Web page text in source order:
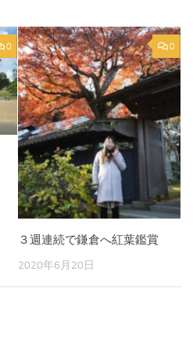
0 0
３週連続で鎌倉へ紅葉鑑賞
2020年6月20日